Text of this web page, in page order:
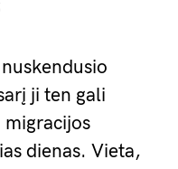
ji ten gali
dienas. Vieta,